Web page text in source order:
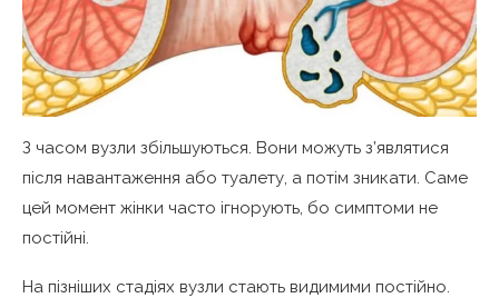
З часом вузли збільшуються. Вони можуть з’являтися
після навантаження або туалету, а потім зникати. Саме
цей момент жінки часто ігнорують, бо симптоми не
постійні.
На пізніших стадіях вузли стають видимими постійно.